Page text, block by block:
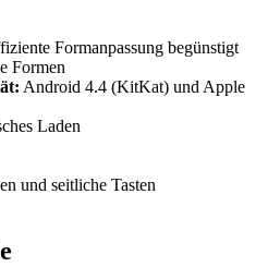
Formanpassung begünstigt
Formen
Android 4.4 (KitKat) und Apple
Laden
und seitliche Tasten